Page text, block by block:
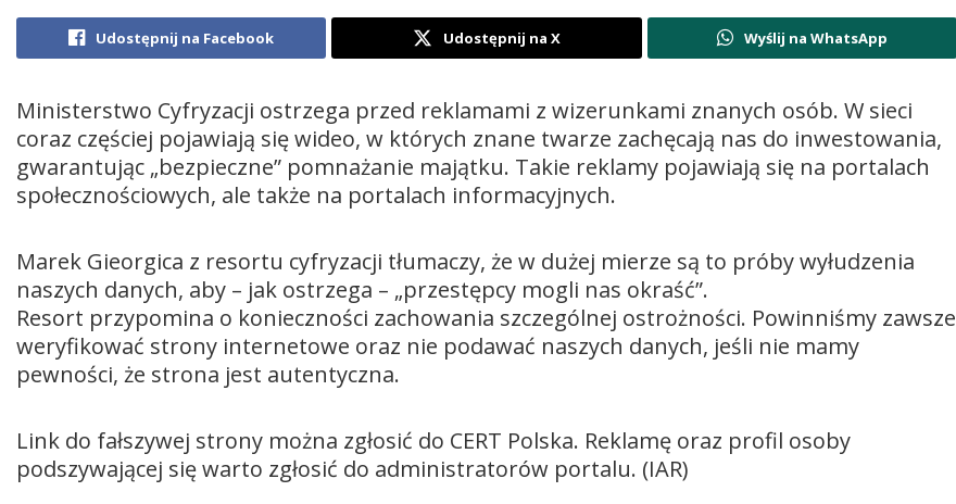
Udostępnij na Facebook Udostępnij na X Wyślij na WhatsApp
Ministerstwo Cyfryzacji ostrzega przed reklamami z wizerunkami znanych osób. W sieci
coraz częściej pojawiają się wideo, w których znane twarze zachęcają nas do inwestowania,
gwarantując „bezpieczne” pomnażanie majątku. Takie reklamy pojawiają się na portalach
społecznościowych, ale także na portalach informacyjnych.
Marek Gieorgica z resortu cyfryzacji tłumaczy, że w dużej mierze są to próby wyłudzenia
naszych danych, aby – jak ostrzega – „przestępcy mogli nas okraść”.
Resort przypomina o konieczności zachowania szczególnej ostrożności. Powinniśmy zawsze
weryfikować strony internetowe oraz nie podawać naszych danych, jeśli nie mamy
pewności, że strona jest autentyczna.
Link do fałszywej strony można zgłosić do CERT Polska. Reklamę oraz profil osoby
podszywającej się warto zgłosić do administratorów portalu. (IAR)